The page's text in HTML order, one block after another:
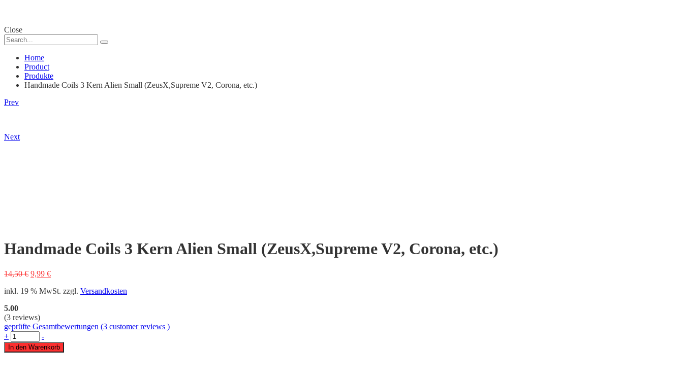
Close
Home
Product
Produkte
Handmade Coils 3 Kern Alien Small (ZeusX,Supreme V2, Corona, etc.)
Product
Prev
Next
Handmade Coils 3 Kern Alien Small (ZeusX,Supreme V2, Corona, etc.)
14,50€ Ursprünglicher
war:
9,99 €Aktueller
ist:
inkl. 19 % MwSt. zzgl. Versandkosten
5.00
(3 reviews)
geprüfte Gesamtbewertungen (3 customer reviews )
+
-
In den Warenkorb